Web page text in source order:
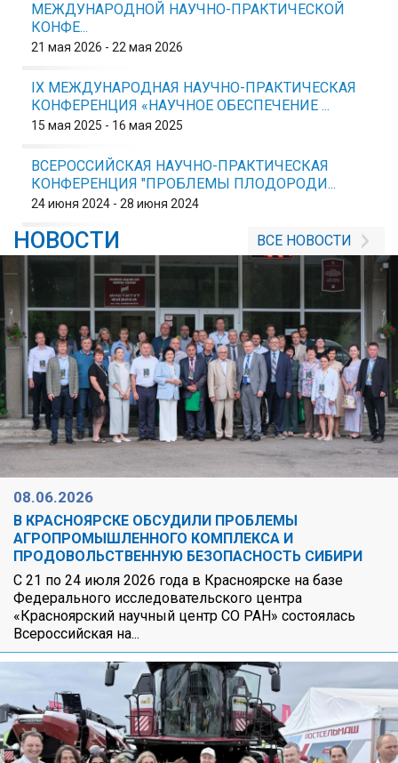
МЕЖДУНАРОДНОЙ НАУЧНО-ПРАКТИЧЕСКОЙ
КОНФЕ...
21 мая 2026 - 22 мая 2026
IX МЕЖДУНАРОДНАЯ НАУЧНО-ПРАКТИЧЕСКАЯ
КОНФЕРЕНЦИЯ «НАУЧНОЕ ОБЕСПЕЧЕНИЕ ...
15 мая 2025 - 16 мая 2025
ВСЕРОССИЙСКАЯ НАУЧНО-ПРАКТИЧЕСКАЯ
КОНФЕРЕНЦИЯ "ПРОБЛЕМЫ ПЛОДОРОДИ...
24 июня 2024 - 28 июня 2024
НОВОСТИ ВСЕ НОВОСТИ
08.06.2026
В КРАСНОЯРСКЕ ОБСУДИЛИ ПРОБЛЕМЫ
АГРОПРОМЫШЛЕННОГО КОМПЛЕКСА И
ПРОДОВОЛЬСТВЕННУЮ БЕЗОПАСНОСТЬ СИБИРИ
С 21 по 24 июля 2026 года в Красноярске на базе
Федерального исследовательского центра
«Красноярский научный центр СО РАН» состоялась
Всероссийская на...